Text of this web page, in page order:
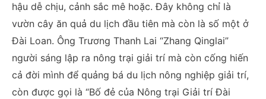
hậu dễ chịu, cảnh sắc mê hoặc. Đây không chỉ là
vườn cây ăn quả du lịch đầu tiên mà còn là số một ở
Đài Loan. Ông Trương Thanh Lai “Zhang Qinglai”
người sáng lập ra nông trại giải trí mà còn cống hiến
cả đời mình để quảng bá du lịch nông nghiệp giải trí,
còn được gọi là “Bố đẻ của Nông trại Giải trí Đài